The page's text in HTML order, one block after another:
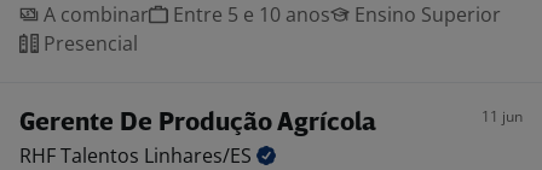
A combinar
Entre 5 e 10 anos
Ensino Superior
Presencial
Gerente De Produção Agrícola 11 jun
RHF Talentos Linhares/ES